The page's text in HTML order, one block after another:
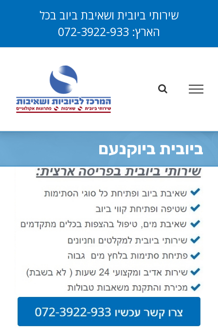
שירותי ביובית ושאיבת ביוב בכל
הארץ: 072-3922-933
ביובית ביוקנעם
פתח